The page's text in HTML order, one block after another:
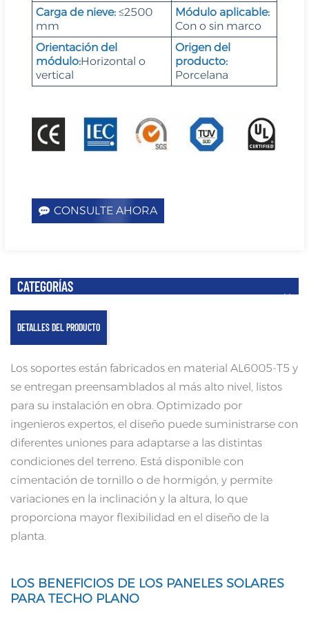
Carga de nieve: ≤2500
mm
Módulo aplicable:
Con o sin marco
Orientación del
módulo:Horizontal o
vertical
Origen del
producto:
Porcelana
CONSULTE AHORA
CATEGORÍAS
DETALLES DEL PRODUCTO
Los soportes están fabricados en material AL6005-T5 y
se entregan preensamblados al más alto nivel, listos
para su instalación en obra. Optimizado por
ingenieros expertos, el diseño puede suministrarse con
diferentes uniones para adaptarse a las distintas
condiciones del terreno. Está disponible con
cimentación de tornillo o de hormigón, y permite
variaciones en la inclinación y la altura, lo que
proporciona mayor flexibilidad en el diseño de la
planta.
LOS BENEFICIOS DE LOS PANELES SOLARES
PARA TECHO PLANO